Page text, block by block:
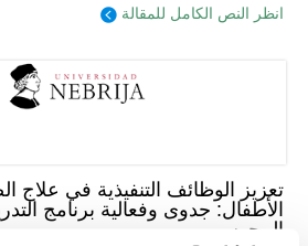
انظر النص الكامل للمقالة
تعزيز الوظائف التنفيذية في علاج
الأطفال: جدوى وفعالية برنامج
المحوسب